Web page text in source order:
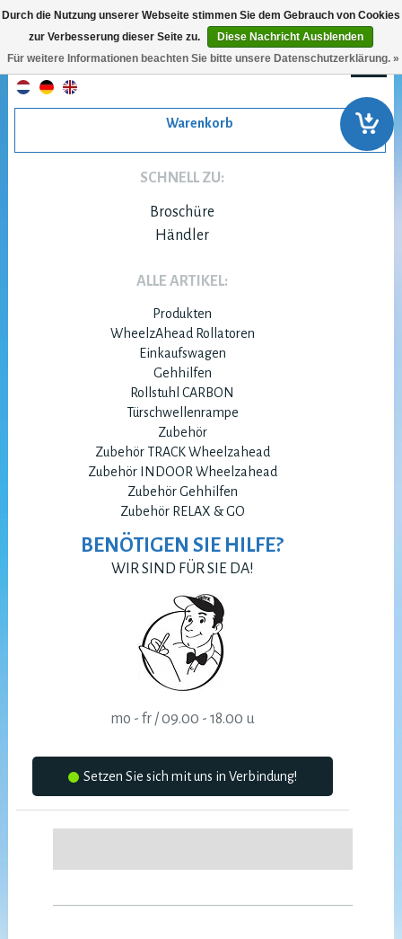
Warenkorb
SCHNELL ZU:
Broschüre
Händler
ALLE ARTIKEL:
Produkten
WheelzAhead Rollatoren
Einkaufswagen
Gehhilfen
Rollstuhl CARBON
Türschwellenrampe
Zubehör
Zubehör TRACK Wheelzahead
Zubehör INDOOR Wheelzahead
Zubehör Gehhilfen
Zubehör RELAX & GO
BENÖTIGEN SIE HILFE?
WIR SIND FÜR SIE DA!
mo - fr / 09.00 - 18.00 u
Setzen Sie sich mit uns in Verbindung!
Durch die Nutzung unserer Webseite stimmen Sie dem Gebrauch von Cookies
zur Verbesserung dieser Seite zu.
Diese Nachricht Ausblenden
Für weitere Informationen beachten Sie bitte unsere Datenschutzerklärung. »